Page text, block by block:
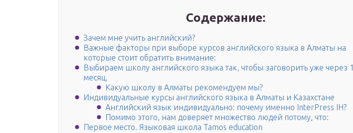
Содержание:
Зачем мне учить английский?
Важные факторы при выборе курсов английского языка в Алматы на
которые стоит обратить внимание:
Выбираем школу английского языка так, чтобы заговорить уже через 1
месяц,
Какую школу в Алматы рекомендуем мы?
Индивидуальные курсы английского языка в Алматы и Казахстане
Английский язык индивидуально: почему именно InterPress IH?
Помимо этого, нам доверяет множество людей потому, что:
Первое место. Языковая школа Tamos education